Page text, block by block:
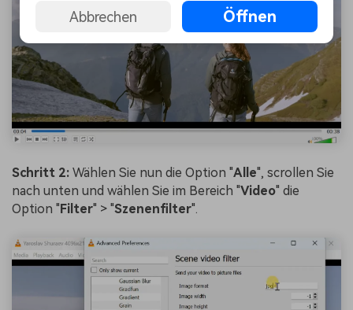
Schritt 2: Wählen Sie nun die Option "Alle", scrollen Sie
nach unten und wählen Sie im Bereich "Video" die
Option "Filter" > "Szenenfilter".
Abbrechen Öffnen